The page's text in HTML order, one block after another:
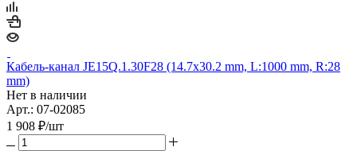
Кабель-канал JE15Q.1.30F28 (14.7х30.2 mm, L:1000 mm, R:28
mm)
Нет в наличии
Арт.: 07-02085
1 908 ₽/шт